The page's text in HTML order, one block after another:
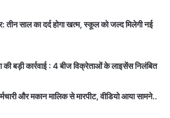
साल का दर्द होगा खत्म, स्कूल को जल्द मिलेगी नई
की बड़ी कार्रवाई : 4 बीज विक्रेताओं के लाइसेंस निलंबित
और मकान मालिक से मारपीट, वीडियो आया सामने..